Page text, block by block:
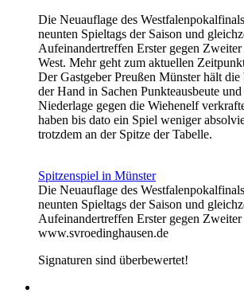
Die Neuauflage des
neunten Spieltags der Saison und
Aufeinandertreffen Erster gegen
West. Mehr geht zum aktuellen
Der Gastgeber Preußen Münster hält die
der Hand in Sachen Punkteausbeute
Niederlage gegen die Wiehenelf
haben bis dato ein Spiel weniger
trotzdem an der Spitze der Tabelle.
Spitzenspiel in Münster
Die Neuauflage des
neunten Spieltags der Saison und
Aufeinandertreffen Erster gegen
www.svroedinghausen.de
Signaturen sind überbewertet!